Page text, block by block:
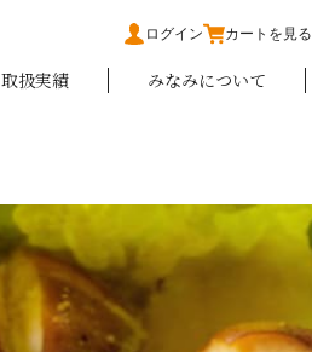
ログイン カートを見る
取扱実績 みなみについて